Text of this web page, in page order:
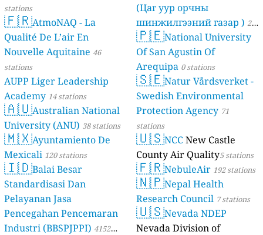
stations
🇫🇷AtmoNAQ - La
Qualité De L’air En
Nouvelle Aquitaine 46
stations
AUPP Liger Leadership
Academy 14 stations
🇦🇺Australian National
University (ANU) 38 stations
🇲🇽Ayuntamiento De
Mexicali 120 stations
🇮🇩Balai Besar
Standardisasi Dan
Pelayanan Jasa
Pencegahan Pencemaran
Industri (BBSPJPPI) 4152
(Цаг уур орчны
шинжилгээний газар ) 21
stations
🇵🇪National University
Of San Agustin Of
Arequipa 0 stations
🇸🇪Natur Vårdsverket -
Swedish Environmental
Protection Agency 71
stations
🇺🇸NCCNew Castle
County Air Quality5 stations
🇫🇷NebuleAir 192 stations
🇳🇵Nepal Health
Research Council 7 stations
🇺🇸Nevada NDEP
Nevada Division of